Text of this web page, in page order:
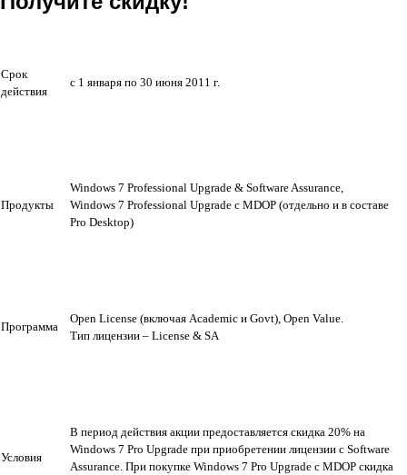
Срок
действия
с 1 января по 30 июня 2011 г.
Продукты
Windows 7 Professional Upgrade & Software Assurance,
Windows 7 Professional Upgrade c MDOP (отдельно и в составе
Pro Desktop)
Программа
Open License (включая Academic и Govt), Open Value.
Тип лицензии – License & SA
Условия
В период действия акции предоставляется скидка 20% на
Windows 7 Pro Upgrade при приобретении лицензии с Software
Assurance. При покупке Windows 7 Pro Upgrade с MDOP скидка